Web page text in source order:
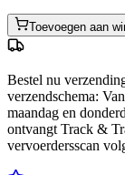
Toevoegen aan
Bestel nu
verzendschema:
maandag en
ontvangt Track &
vervoerdersscan